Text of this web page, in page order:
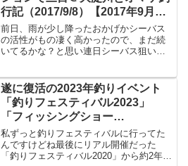
行記（2017/9/8）【2017年9月釣
行】
前日、雨が少し降ったおかげかシーバス
の活性がもの凄く高かったので、まだ続
いてるかな？と思い連日シーバス狙いで
３名が既に大淀川に。ただ残念ながら活
性は落ちているようで釣れ...
遂に復活の2023年釣りイベント
「釣りフェスティバル2023」
「フィッシングショー
OSAKA2023」
「KeepCast2023」
私ずっと釣りフェスティバルに行ってた
んですけどね最後にリアル開催だった
「釣りフェスティバル2020」から約2年